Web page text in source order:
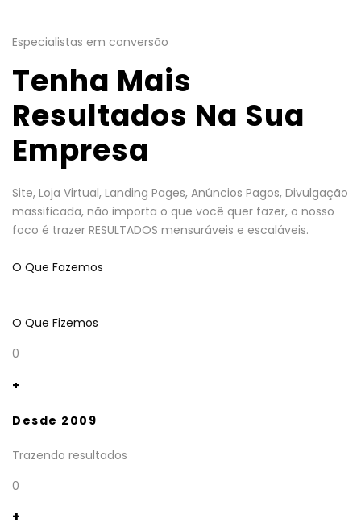
Especialistas em conversão
Tenha Mais
Resultados Na Sua
Empresa
Site, Loja Virtual, Landing Pages, Anúncios Pagos, Divulgação
massificada, não importa o que você quer fazer, o nosso
foco é trazer RESULTADOS mensuráveis e escaláveis.
O Que Fazemos
O Que Fizemos
0
+
Desde 2009
Trazendo resultados
0
+